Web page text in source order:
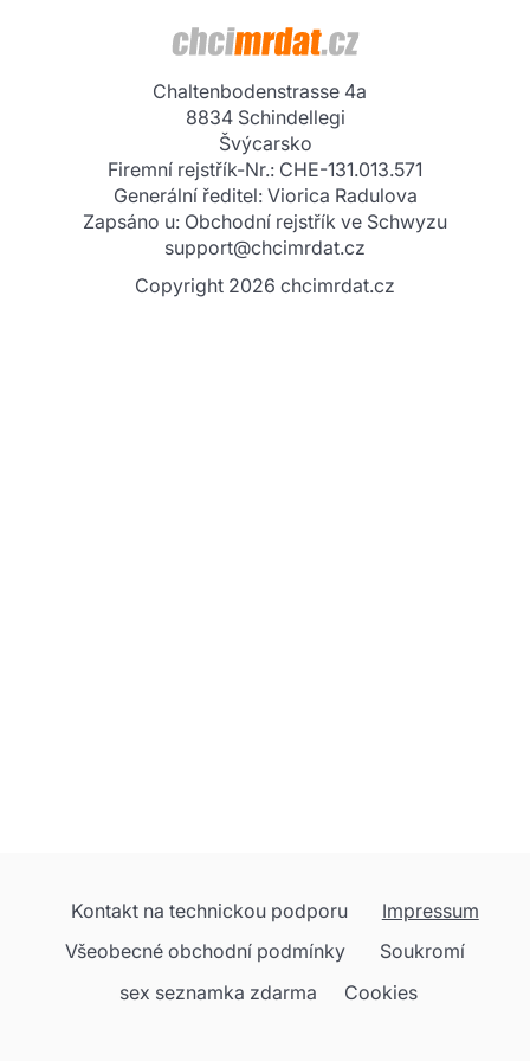
Chaltenbodenstrasse 4a
8834 Schindellegi
Švýcarsko
Firemní rejstřík-Nr.: CHE-131.013.571
Generální ředitel: Viorica Radulova
Zapsáno u: Obchodní rejstřík ve Schwyzu
support@chcimrdat.cz
Copyright 2026 chcimrdat.cz
Kontakt na technickou podporu
Impressum
Všeobecné obchodní podmínky
Soukromí
sex seznamka zdarma
Cookies